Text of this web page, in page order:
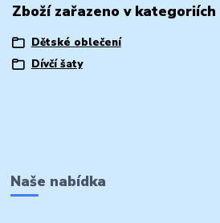
Zboží zařazeno v kategoriích
Dětské oblečení
Dívčí šaty
Naše nabídka